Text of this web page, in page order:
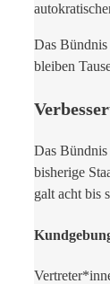
Das Bündnis
bleiben
Das
bisherige
galt acht bis